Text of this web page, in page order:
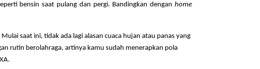
bensin saat pulang dan pergi. Bandingkan dengan home
saat ini, tidak ada lagi alasan cuaca hujan atau panas yang
rutin berolahraga, artinya kamu sudah menerapkan pola